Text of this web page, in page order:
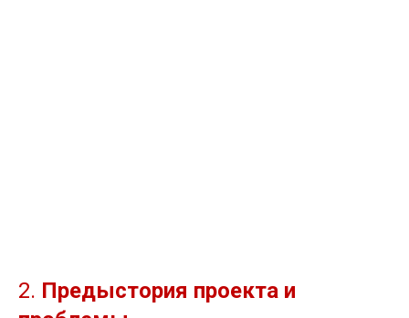
2. Предыстория проекта и